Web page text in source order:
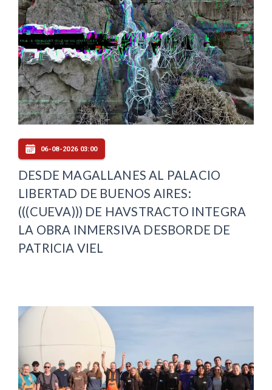
06-08-2026 03:00
DESDE MAGALLANES AL PALACIO
LIBERTAD DE BUENOS AIRES:
(((CUEVA))) DE HAVSTRACTO INTEGRA
LA OBRA INMERSIVA DESBORDE DE
PATRICIA VIEL